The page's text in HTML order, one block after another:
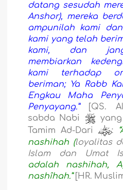
datang sesudah
Anshor), mereka
ampunilah kami
kami yang telah
kami, dan
membiarkan
kami terhadap
beriman; Ya Rabb
Engkau Maha
Penyayang.”[QS.
sabda Nabi
Tamim Ad-Dari
:
nashihah (loyalitas
Islam dan Umat
adalah nashihah,
nashîhah.”[HR.